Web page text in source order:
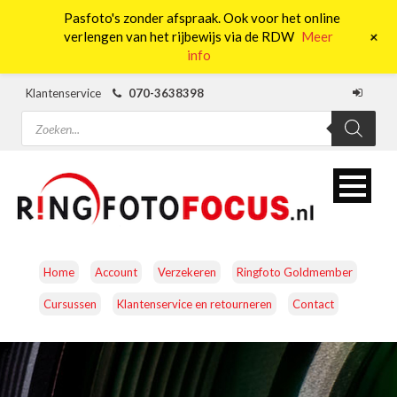
Klantenservice
070-3638398
Producten
zoeken
Home Account Verzekeren Ringfoto Goldmember
Cursussen Klantenservice en retourneren Contact
CAMERA’S OBJECTIEVEN ACCESSOIRES
Pasfoto's zonder afspraak. Ook voor het online
verlengen van het rijbewijs via de RDW Meer
info
+